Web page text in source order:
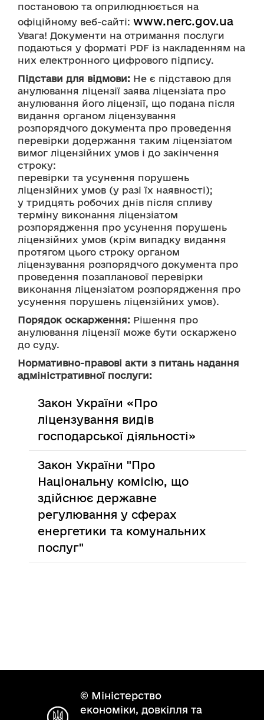
постановою та оприлюднюється на
офіційному веб-сайті: www.nerc.gov.ua
Увага! Документи на отримання послуги
подаються у форматі PDF із накладенням на
них електронного цифрового підпису.
Підстави для відмови: Не є підставою для
анулювання ліцензії заява ліцензіата про
анулювання його ліцензії, що подана після
видання органом ліцензування
розпорядчого документа про проведення
перевірки додержання таким ліцензіатом
вимог ліцензійних умов і до закінчення
строку:
перевірки та усунення порушень
ліцензійних умов (у разі їх наявності);
у тридцять робочих днів після спливу
терміну виконання ліцензіатом
розпорядження про усунення порушень
ліцензійних умов (крім випадку видання
протягом цього строку органом
ліцензування розпорядчого документа про
проведення позапланової перевірки
виконання ліцензіатом розпорядження про
усунення порушень ліцензійних умов).
Порядок оскарження: Рішення про
анулювання ліцензії може бути оскаржено
до суду.
Нормативно-правові акти з питань надання
адміністративної послуги:
Закон України «Про
ліцензування видів
господарської діяльності»
Закон України "Про
Національну комісію, що
здійснює державне
регулювання у сферах
енергетики та комунальних
послуг"
© Міністерство
економіки, довкілля та